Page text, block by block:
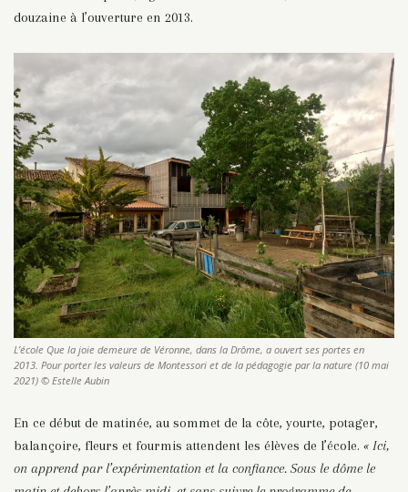
douzaine à l’ouverture en 2013.
L’école Que la joie demeure de Véronne, dans la Drôme, a ouvert ses portes en
2013. Pour porter les valeurs de Montessori et de la pédagogie par la nature (10 mai
2021) © Estelle Aubin
En ce début de matinée, au sommet de la côte, yourte, potager,
balançoire, fleurs et fourmis attendent les élèves de l’école. « Ici,
on apprend par l’expérimentation et la confiance. Sous le dôme le